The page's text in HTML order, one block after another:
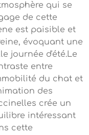
qui se
de cette
est paisible et
évoquant une
journée d'été.Le
entre
du chat et
des
crée un
intéressant
cette